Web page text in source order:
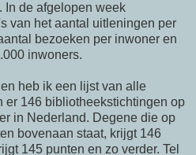
In de afgelopen week
van het aantal uitleningen per
bezoeken per inwoner en
inwoners.
heb ik een lijst van alle
er 146 bibliotheekstichtingen op
in Nederland. Degene die op
bovenaan staat, krijgt 146
145 punten en zo verder. Tel